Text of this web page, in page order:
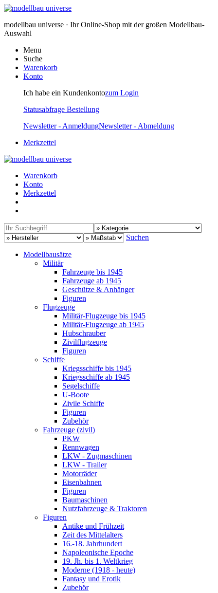
modellbau universe · Ihr Online-Shop mit der großen Modellbau-
Auswahl
Menu
Suche
Warenkorb
Konto
Ich habe ein Kundenkontozum Login
Statusabfrage Bestellung
Newsletter - AnmeldungNewsletter - Abmeldung
Merkzettel
Warenkorb
Konto
Merkzettel
Suchen
Modellbausätze
Militär
Fahrzeuge bis 1945
Fahrzeuge ab 1945
Geschütze & Anhänger
Figuren
Flugzeuge
Militär-Flugzeuge bis 1945
Militär-Flugzeuge ab 1945
Hubschrauber
Zivilflugzeuge
Figuren
Schiffe
Kriegsschiffe bis 1945
Kriegsschiffe ab 1945
Segelschiffe
U-Boote
Zivile Schiffe
Figuren
Zubehör
Fahrzeuge (zivil)
PKW
Rennwagen
LKW - Zugmaschinen
LKW - Trailer
Motorräder
Eisenbahnen
Figuren
Baumaschinen
Nutzfahrzeuge & Traktoren
Figuren
Antike und Frühzeit
Zeit des Mittelalters
16.-18. Jahrhundert
Napoleonische Epoche
19. Jh. bis 1. Weltkrieg
Moderne (1918 - heute)
Fantasy und Erotik
Zubehör